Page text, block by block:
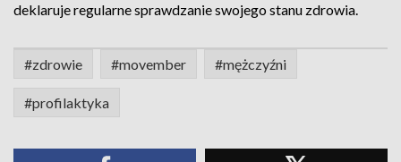
deklaruje regularne sprawdzanie swojego stanu zdrowia.
#zdrowie #movember #mężczyźni
#profilaktyka